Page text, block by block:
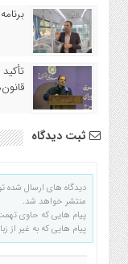
برنامه خرید ۱۰۰
ثبت دیدگاه
دیدگاه های ارسال
منتشر خواهد شد.
پیام هایی که حاوی
پیام هایی که به غیر از